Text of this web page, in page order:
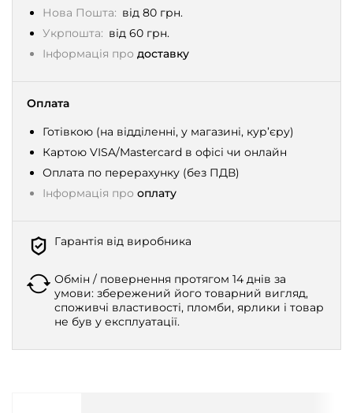
Нова Пошта: від 80 грн.
Укрпошта: від 60 грн.
Інформація про доставку
Оплата
Готівкою (на відділенні, у магазині, кур’єру)
Картою VISA/Mastercard в офісі чи онлайн
Оплата по перерахунку (без ПДВ)
Інформація про оплату
Гарантія від виробника
Обмін / повернення протягом 14 днів за
умови: збережений його товарний вигляд,
споживчі властивості, пломби, ярлики і товар
не був у експлуатації.